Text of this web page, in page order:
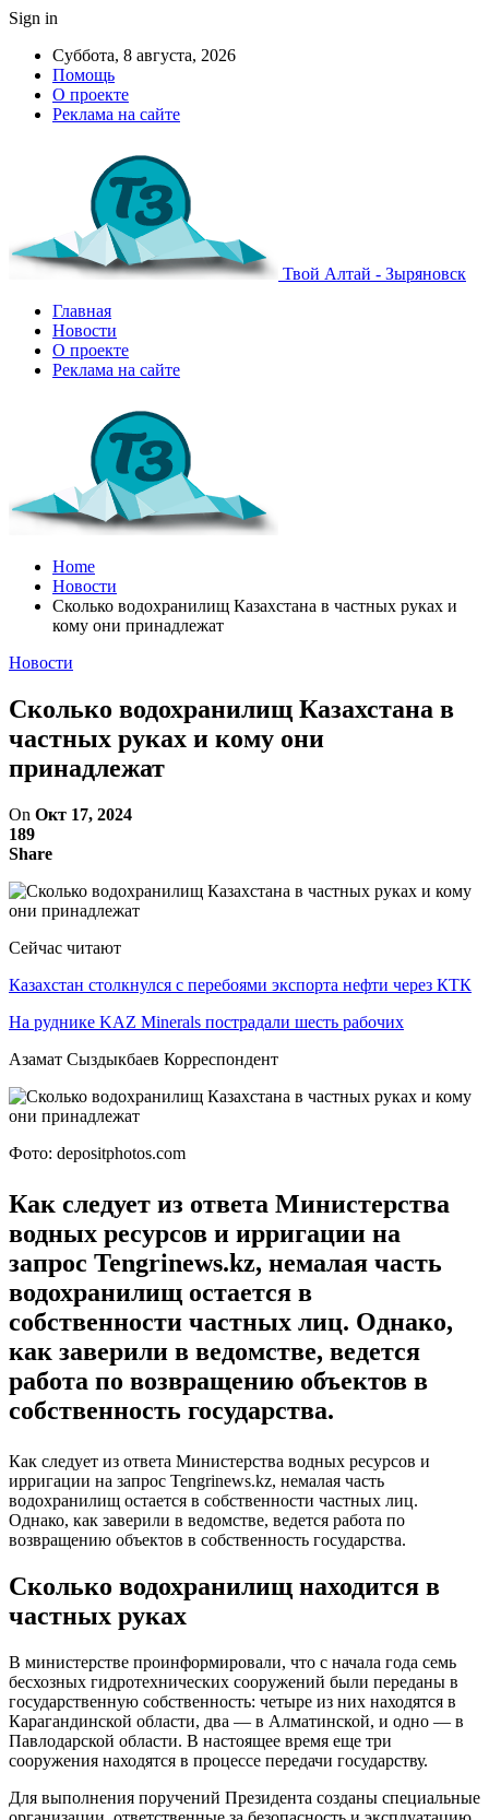
Sign in
Суббота, 8 августа, 2026
Помощь
О проекте
Реклама на сайте
Твой Алтай - Зыряновск
Главная
Новости
О проекте
Реклама на сайте
Home
Новости
Сколько водохранилищ Казахстана в частных руках и
кому они принадлежат
Новости
Сколько водохранилищ Казахстана в
частных руках и кому они
принадлежат
On Окт 17, 2024
189
Share
Сейчас читают
Казахстан столкнулся с перебоями экспорта нефти через КТК
На руднике KAZ Minerals пострадали шесть рабочих
Азамат Сыздыкбаев Корреспондент
Фото: depositphotos.com
Как следует из ответа Министерства
водных ресурсов и ирригации на
запрос Tengrinews.kz, немалая часть
водохранилищ остается в
собственности частных лиц. Однако,
как заверили в ведомстве, ведется
работа по возвращению объектов в
собственность государства.
Как следует из ответа Министерства водных ресурсов и
ирригации на запрос Tengrinews.kz, немалая часть
водохранилищ остается в собственности частных лиц.
Однако, как заверили в ведомстве, ведется работа по
возвращению объектов в собственность государства.
Сколько водохранилищ находится в
частных руках
В министерстве проинформировали, что с начала года семь
бесхозных гидротехнических сооружений были переданы в
государственную собственность: четыре из них находятся в
Карагандинской области, два — в Алматинской, и одно — в
Павлодарской области. В настоящее время еще три
сооружения находятся в процессе передачи государству.
Для выполнения поручений Президента созданы специальные